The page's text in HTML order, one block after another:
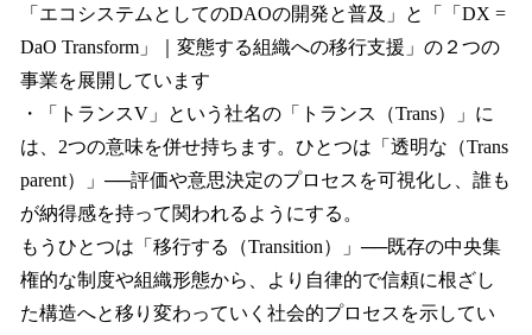
「エコシステムとしてのDAOの開発と普及」と「「DX =
DaO Transform」｜変態する組織への移行支援」の２つの
事業を展開しています
・「トランスV」という社名の「トランス（Trans）」に
は、2つの意味を併せ持ちます。ひとつは「透明な（Trans
parent）」──評価や意思決定のプロセスを可視化し、誰も
が納得感を持って関われるようにする。
もうひとつは「移行する（Transition）」──既存の中央集
権的な制度や組織形態から、より自律的で信頼に根ざし
た構造へと移り変わっていく社会的プロセスを示してい